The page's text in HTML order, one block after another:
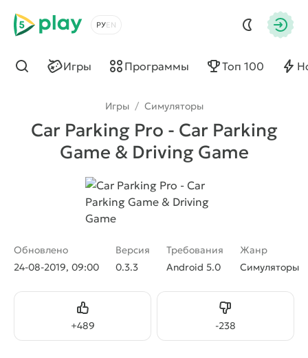
5play
Выбрать язык
Игры Программы Топ 100
Найти
Игры / Симуляторы
Car Parking Pro - Car Parking
Game & Driving Game
Обновлено
24-08-2019, 09:00
Версия
0.3.3
Требования
Android 5.0
Жанр
Симуляторы
+489
Нравится -238
Не нравится